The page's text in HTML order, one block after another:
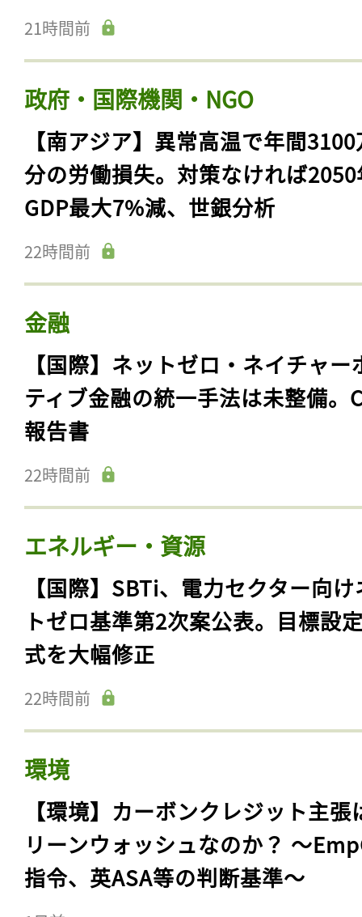
21時間前
政府・国際機関・NGO
【南アジア】異常高温で年間
分の労働損失。対策なければ
GDP最大7%減、世銀分析
22時間前
金融
【国際】ネットゼロ・ネイチャー
ティブ金融の統一手法は未整備。
報告書
22時間前
エネルギー・資源
【国際】SBTi、電力セクター向
トゼロ基準第2次案公表。目標設
式を大幅修正
22時間前
環境
【環境】カーボンクレジット主張
リーンウォッシュなのか？ 〜
指令、英ASA等の判断基準〜